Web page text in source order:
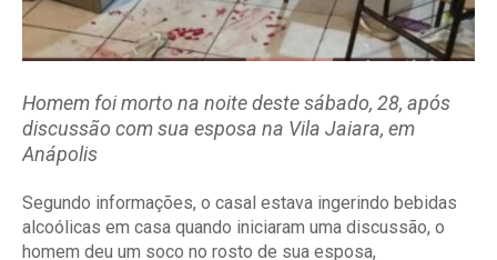
Homem foi morto na noite deste sábado, 28, após
discussão com sua esposa na Vila Jaiara, em
Anápolis
Segundo informações, o casal estava ingerindo bebidas
alcoólicas em casa quando iniciaram uma discussão, o
homem deu um soco no rosto de sua esposa,